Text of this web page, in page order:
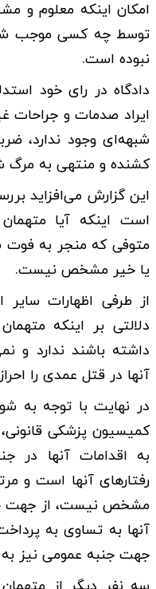
امکان اینکه معلوم
توسط چه کسی موجب
نبوده است.
دادگاه در رای خود
ایراد صدمات و جراحات
شبهه‌ای وجود ندارد،
کشنده و منتهی به مرگ
این گزارش می‌افزاید
است اینکه آیا
متوفی که منجر به فوت
یا خیر مشخص نیست.
از طرفی اظهارات سایر
دلالتی بر اینکه
داشته باشند ندارد و
آنها در قتل عمدی را
در نهایت با توجه به
کمیسیون پزشکی
به اقدامات آنها در
رفتارهای آنها است و
مشخص نیست، از جهت
آنها به تساوی به
جهت جنبه عمومی نیز